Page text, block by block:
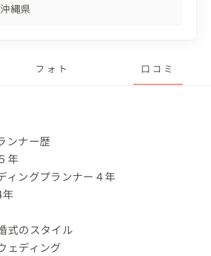
沖縄県
フォト 口コミ
ンナー歴
年
ィングプランナー４年
年
式のスタイル
ェディング